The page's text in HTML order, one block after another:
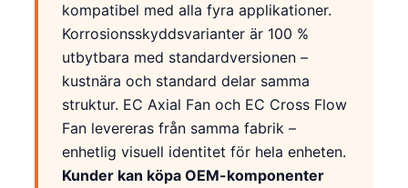
kompatibel med alla fyra applikationer.
Korrosionsskyddsvarianter är 100 %
utbytbara med standardversionen –
kustnära och standard delar samma
struktur. EC Axial Fan och EC Cross Flow
Fan levereras från samma fabrik –
enhetlig visuell identitet för hela enheten.
Kunder kan köpa OEM-komponenter